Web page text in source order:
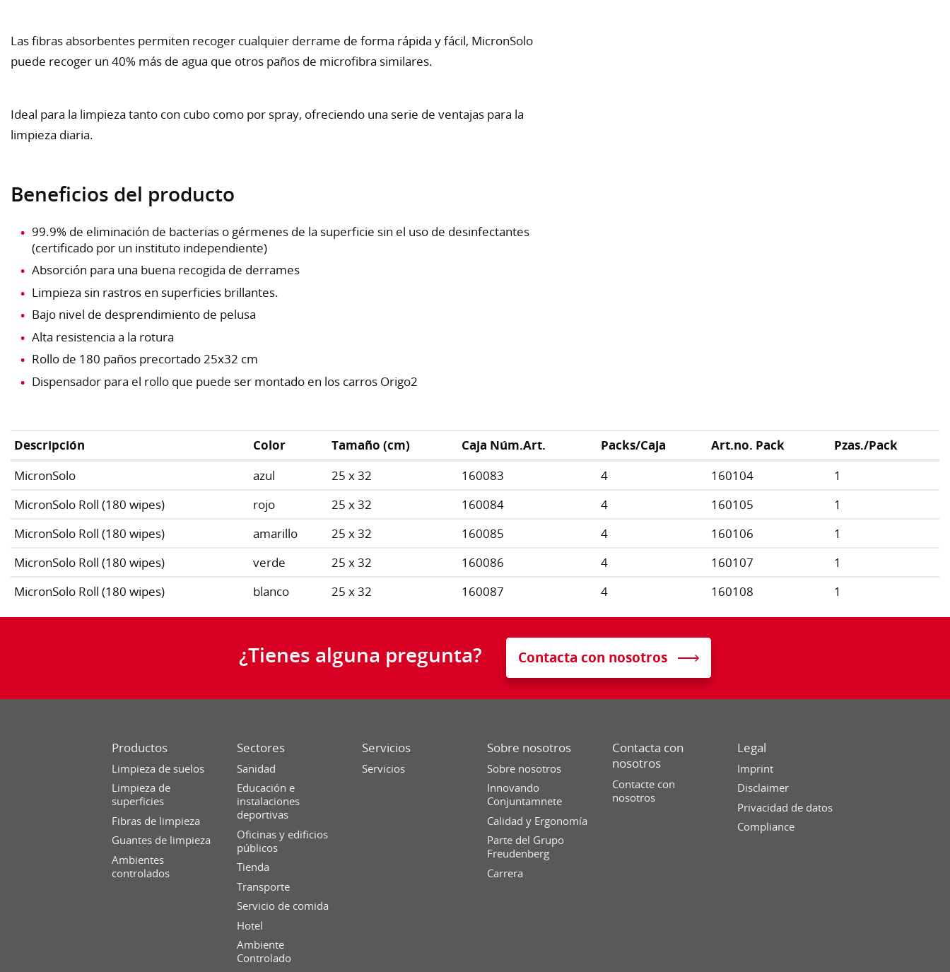
Las fibras absorbentes permiten recoger cualquier derrame de forma rápida y fácil, MicronSolo
puede recoger un 40% más de agua que otros paños de microfibra similares.
Ideal para la limpieza tanto con cubo como por spray, ofreciendo una serie de ventajas para la
limpieza diaria.
Beneficios del producto
99.9% de eliminación de bacterias o gérmenes de la superficie sin el uso de desinfectantes
(certificado por un instituto independiente)
Absorción para una buena recogida de derrames
Limpieza sin rastros en superficies brillantes.
Bajo nivel de desprendimiento de pelusa
Alta resistencia a la rotura
Rollo de 180 paños precortado 25x32 cm
Dispensador para el rollo que puede ser montado en los carros Origo2
Descripción Color Tamaño (cm) Caja Núm.Art. Packs/Caja Art.no. Pack
Pzas./Pack
MicronSolo
azul 25 x 32 160083 4 160104
1
MicronSolo Roll (180 wipes)
rojo 25 x 32 160084 4 160105
1
MicronSolo Roll (180 wipes)
amarillo 25 x 32 160085 4 160106
1
MicronSolo Roll (180 wipes)
verde 25 x 32 160086 4 160107
1
MicronSolo Roll (180 wipes)
blanco 25 x 32 160087 4 160108 1
¿Tienes alguna pregunta? Contacta con nosotros
Productos
Limpieza de suelos
Limpieza de
superficies
Fibras de limpieza
Guantes de limpieza
Ambientes
controlados
Sectores
Sanidad
Educación e
instalaciones
deportivas
Oficinas y edificios
públicos
Tienda
Transporte
Servicio de comida
Hotel
Ambiente
Controlado
Servicios
Servicios
Sobre nosotros
Sobre nosotros
Innovando
Conjuntamnete
Calidad y Ergonomía
Parte del Grupo
Freudenberg
Carrera
Contacta con
nosotros
Contacte con
nosotros
Legal
Imprint
Disclaimer
Privacidad de datos
Compliance